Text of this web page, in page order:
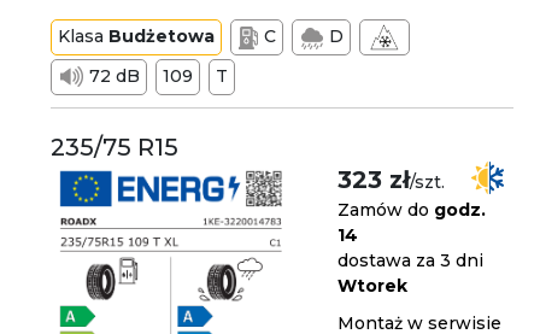
Klasa Budżetowa C
D
72 dB
109 T
235/75 R15
323 zł/szt.
Zamów do godz.
14
dostawa za 3 dni
Wtorek
Montaż w serwisie